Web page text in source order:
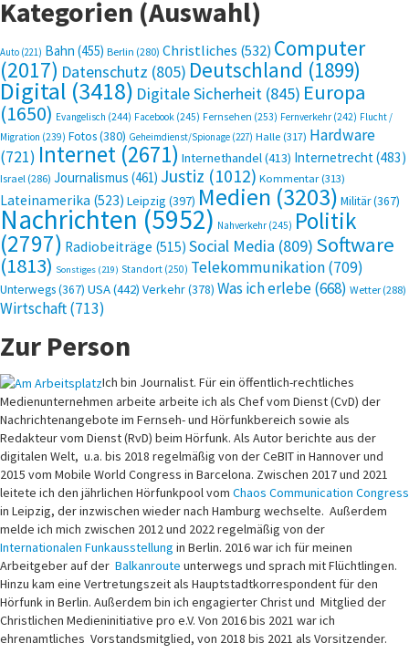
(2017)Datenschutz(805)Deutschland
Digital(3418) (845)
Europa
(1650)
Evangelisch Facebook (245) Fernsehen (253) Fernverkehr(242)
Migration (239) Fotos(380) Geheimdienst/Spionage(227) Halle (317) Hardware
(721) Internet(2671) Internethandel (413)Internetrecht
Israel(286) Journalismus(461)Justiz(1012)Kommentar(313)
Lateinamerika(523) Leipzig(397)Medien(3203)
Nachrichten(5952) Nahverkehr Politik
(2797) Radiobeiträge Social Media (809)Software
(1813)
Sonstiges(219) Standort(250) Telekommunikation(709)
Unterwegs(367) USA (442) Verkehr(378) Was ich erlebe(668)
Wirtschaft(713)
Zur Person
Medienunternehmen arbeite arbeite ich als Chef vom Dienst (CvD) der
Redakteur vom Dienst (RvD) beim Hörfunk. Als Autor berichte aus der
digitalen Welt, u.a. bis 2018 regelmäßig von der CeBIT in Hannover und
2015 vom Mobile World Congress in Barcelona. Zwischen 2017 und 2021
leitete ich den jährlichen Hörfunkpool vom Chaos Communication Congress
in Leipzig, der inzwischen wieder nach Hamburg wechselte. Außerdem
melde ich mich zwischen 2012 und 2022 regelmäßig von der
Internationalen Funkausstellungin Berlin. 2016 war ich für meinen
Arbeitgeber auf derBalkanrouteunterwegs und sprach mit Flüchtlingen.
Hinzu kam eine Vertretungszeit als Hauptstadtkorrespondent für den
Hörfunk in Berlin. Außerdem bin ich engagierter Christ und Mitglied der
Christlichen Medieninitiative pro e.V. Von 2016 bis 2021 war ich
ehrenamtliches Vorstandsmitglied, von 2018 bis 2021 als Vorsitzender.
Am häufigsten gelesen